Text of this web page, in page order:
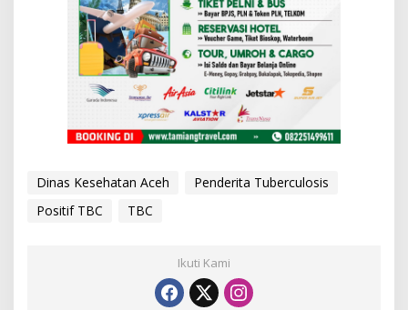
Dinas Kesehatan Aceh
Penderita Tuberculosis
Positif TBC
TBC
Ikuti Kami